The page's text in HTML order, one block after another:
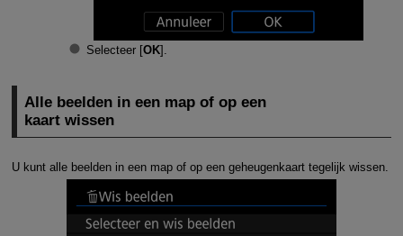
Selecteer [OK].
Alle beelden in een map of op een
kaart wissen
U kunt alle beelden in een map of op een geheugenkaart tegelijk wissen.